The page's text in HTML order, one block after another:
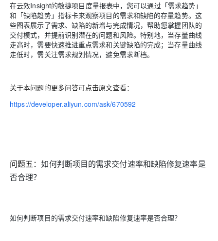
在云效Insight的敏捷项目度量报表中，您可以通过「需求趋势」
和「缺陷趋势」指标卡来观察项目的需求和缺陷的存量趋势。这
些图表展示了需求、缺陷的新增与完成情况，帮助您掌握团队的
交付模式，并提前识别潜在的问题和风险。特别地，当存量曲线
走高时，需要快速推进重点需求和关键缺陷的完成；当存量曲线
走低时，需关注需求规划情况，避免需求断档。
关于本问题的更多问答可点击原文查看：
https://developer.aliyun.com/ask/670592
问题五：如何判断项目的需求交付速率和缺陷修复速率是
否合理？
如何判断项目的需求交付速率和缺陷修复速率是否合理？